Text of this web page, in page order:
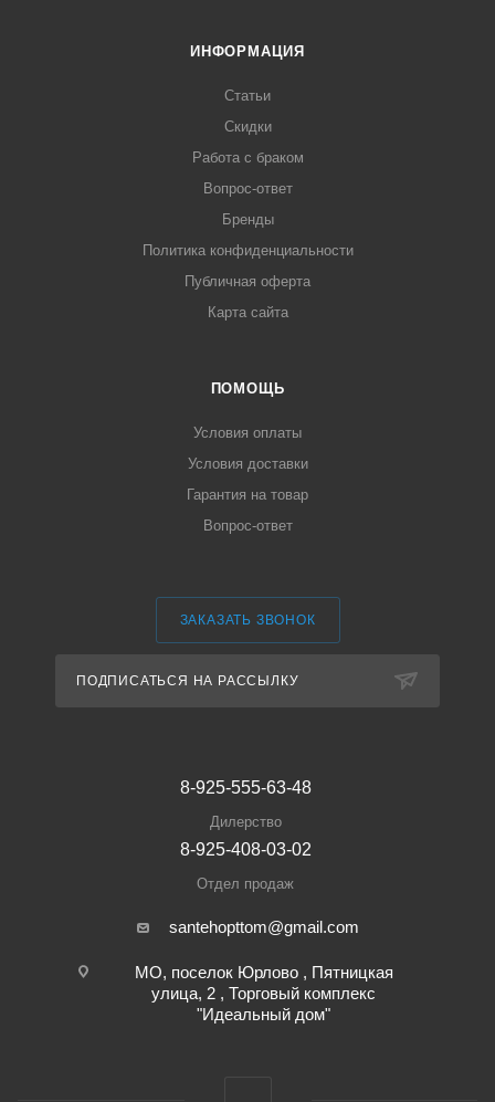
ИНФОРМАЦИЯ
Статьи
Скидки
Работа с браком
Вопрос-ответ
Бренды
Политика конфиденциальности
Публичная оферта
Карта сайта
ПОМОЩЬ
Условия оплаты
Условия доставки
Гарантия на товар
Вопрос-ответ
ЗАКАЗАТЬ ЗВОНОК
ПОДПИСАТЬСЯ НА РАССЫЛКУ
8-925-555-63-48
Дилерство
8-925-408-03-02
Отдел продаж
santehopttom@gmail.com
МО, поселок Юрлово , Пятницкая
улица, 2 , Торговый комплекс
"Идеальный дом"